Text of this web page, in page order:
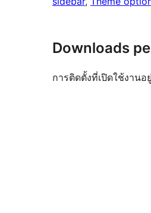
Downloads
การติดตั้งที่เปิดใช้งานอ